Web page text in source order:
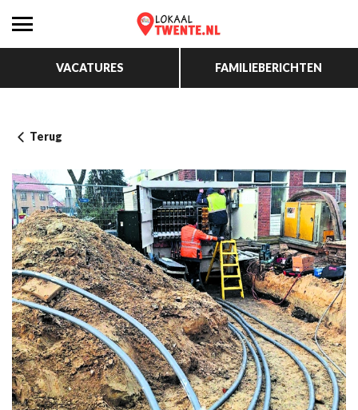
VACATURES FAMILIEBERICHTEN
Terug